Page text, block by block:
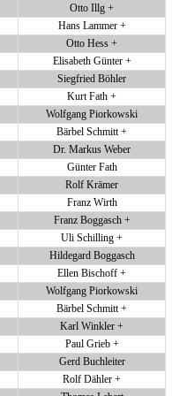
Otto Illg +
Hans Lammer +
Otto Hess +
Elisabeth Günter +
Siegfried Böhler
Kurt Fath +
Wolfgang Piorkowski
Bärbel Schmitt +
Dr. Markus Weber
Günter Fath
Rolf Krämer
Franz Wirth
Franz Boggasch +
Uli Schilling +
Hildegard Boggasch
Ellen Bischoff +
Wolfgang Piorkowski
Bärbel Schmitt +
Karl Winkler +
Paul Grieb +
Gerd Buchleiter
Rolf Dähler +